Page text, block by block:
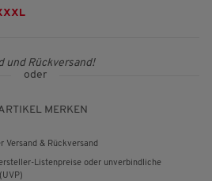
und Rückversand!
oder
MERKEN
Versand & Rückversand
Listenpreise oder unverbindliche